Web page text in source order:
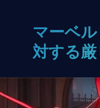
マーベ
対する